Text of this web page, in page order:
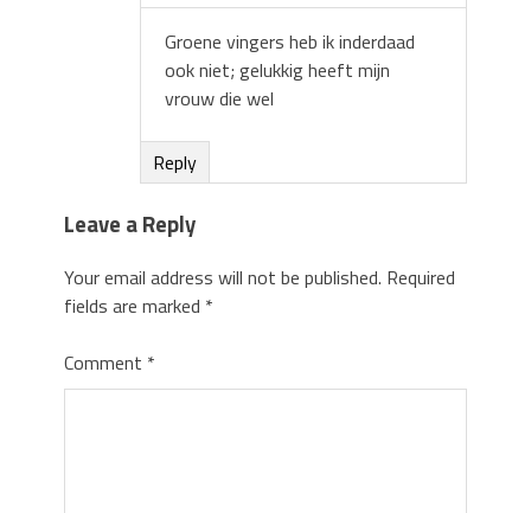
Groene vingers heb ik inderdaad
ook niet; gelukkig heeft mijn
vrouw die wel
Reply
Leave a Reply
Your email address will not be published. Required
fields are marked *
Comment *